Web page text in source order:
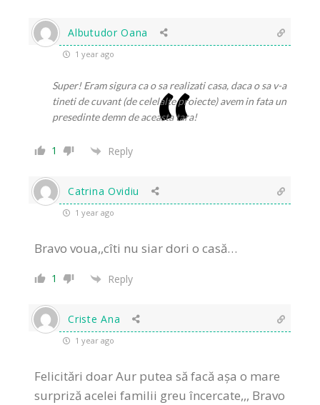
Albutudor Oana
1 year ago
Super! Eram sigura ca o sa realizati casa, daca o sa v-a
tineti de cuvant (de celelalte proiecte) avem in fata un
presedinte demn de aceasta tara!
1 Reply
Catrina Ovidiu
1 year ago
Bravo voua,,cîti nu siar dori o casă…
1 Reply
Criste Ana
1 year ago
Felicitări doar Aur putea să facă așa o mare
surpriză acelei familii greu încercate,,, Bravo